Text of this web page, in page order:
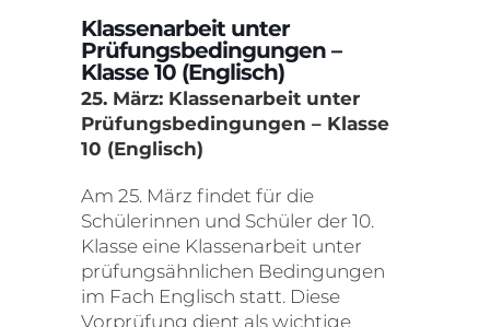
Klassenarbeit unter
Prüfungsbedingungen –
Klasse 10 (Englisch)
25. März: Klassenarbeit unter
Prüfungsbedingungen – Klasse
10 (Englisch)
Am 25. März findet für die
Schülerinnen und Schüler der 10.
Klasse eine Klassenarbeit unter
prüfungsähnlichen Bedingungen
im Fach Englisch statt. Diese
Vorprüfung dient als wichtige